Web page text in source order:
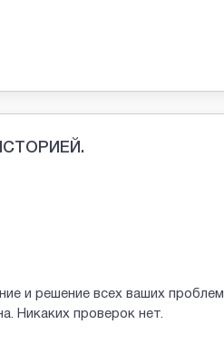
и решение всех ваших проблем
Никаких проверок нет.